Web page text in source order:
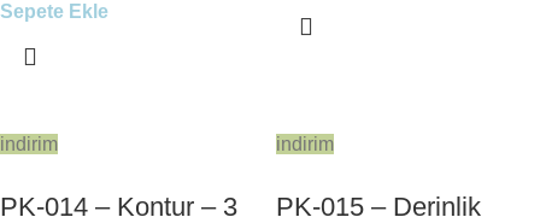
Sepete Ekle
indirim
PK-014 – Kontur – 3
indirim
PK-015 – Derinlik